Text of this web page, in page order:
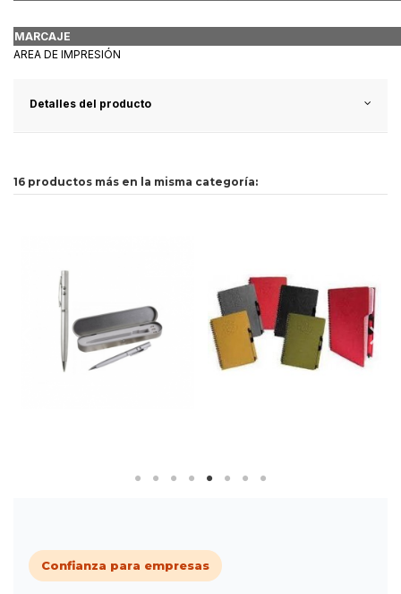
MARCAJE
AREA DE IMPRESIÓN
Detalles del producto
16 productos más en la misma categoría:
Confianza para empresas